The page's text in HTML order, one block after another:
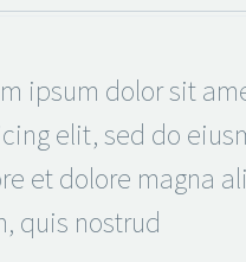
ipsum dolor sit
elit, sed do
et dolore magna
quis nostrud